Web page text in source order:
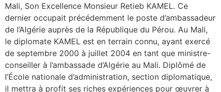
Mali, Son Excellence Monsieur Retieb KAMEL. Ce
dernier occupait précédemment le poste d’ambassadeur
de l’Algérie auprès de la République du Pérou. Au Mali,
le diplomate KAMEL est en terrain connu, ayant exercé
de septembre 2000 à juillet 2004 en tant que ministre-
conseiller à l’ambassade d’Algérie au Mali. Diplômé de
l’École nationale d’administration, section diplomatique,
il mettra à profit ses riches expériences pour œuvrer à